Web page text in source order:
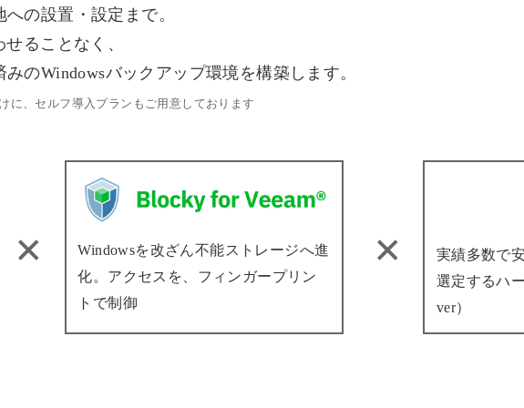
の設置・設定まで。
ることなく、
のWindowsバックアップ環境を構築します。
に、セルフ導入プランもご用意しております
Windowsを改ざん不能ストレージへ進
化。アクセスを、フィンガープリン
トで制御
実績多数で
選定するハ
ver）